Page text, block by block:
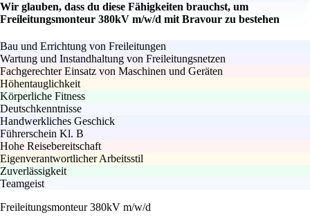
Wir glauben, dass du diese Fähigkeiten brauchst, um
Freileitungsmonteur 380kV m/w/d mit Bravour zu bestehen
Bau und Errichtung von Freileitungen
Wartung und Instandhaltung von Freileitungsnetzen
Fachgerechter Einsatz von Maschinen und Geräten
Höhentauglichkeit
Körperliche Fitness
Deutschkenntnisse
Handwerkliches Geschick
Führerschein Kl. B
Hohe Reisebereitschaft
Eigenverantwortlicher Arbeitsstil
Zuverlässigkeit
Teamgeist
Freileitungsmonteur 380kV m/w/d